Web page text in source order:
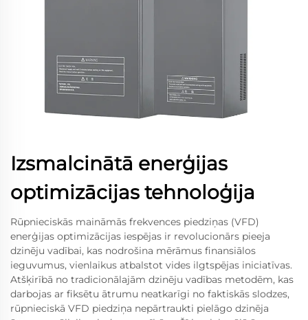
Izsmalcinātā enerģijas
optimizācijas tehnoloģija
Rūpnieciskās maināmās frekvences piedziņas (VFD)
enerģijas optimizācijas iespējas ir revolucionārs pieeja
dzinēju vadībai, kas nodrošina mērāmus finansiālos
ieguvumus, vienlaikus atbalstot vides ilgtspējas iniciatīvas.
Atšķirībā no tradicionālajām dzinēju vadības metodēm, kas
darbojas ar fiksētu ātrumu neatkarīgi no faktiskās slodzes,
rūpnieciskā VFD piedziņa nepārtraukti pielāgo dzinēja